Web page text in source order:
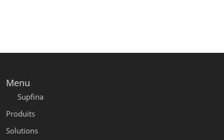
Menu
Supfina
Produits
Solutions